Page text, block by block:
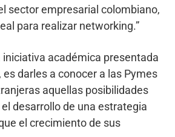
sector empresarial colombiano,
para realizar networking.”
iniciativa académica presentada
es darles a conocer a las Pymes
aquellas posibilidades
desarrollo de una estrategia
el crecimiento de sus